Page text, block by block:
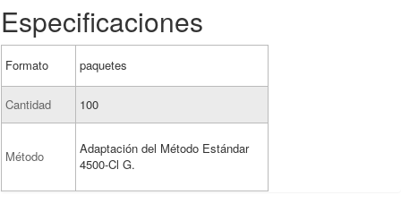
Especificaciones
Formato paquetes
Cantidad 100
Método
Adaptación del Método Estándar
4500-Cl G.